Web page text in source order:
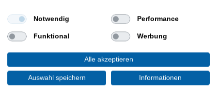
rauen Bedingungen.
Eigenschaften der Penn TidalXR
Beach Caster 4,2m 112-225g
PENN Meeresrute zum Brandungsangeln
Länge: 420cm
Notwendig Performance
Funktional Werbung
Alle akzeptieren
Auswahl speichern Informationen